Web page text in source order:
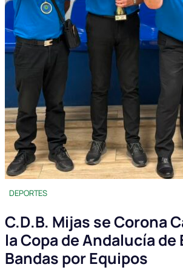
DEPORTES
C.D.B. Mijas se Corona
la Copa de Andalucía de
Bandas por Equipos